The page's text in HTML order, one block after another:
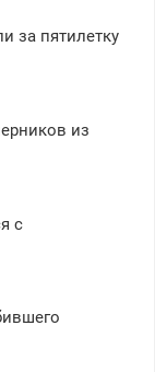
за пятилетку
из
с